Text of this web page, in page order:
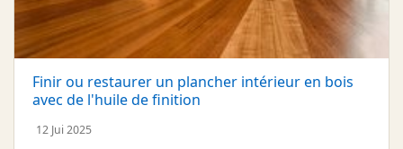
Finir ou restaurer un plancher intérieur en bois
avec de l'huile de finition
12 Jui 2025